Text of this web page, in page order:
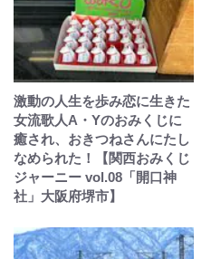
激動の人生を歩み恋に生きた
女流歌人A・Yのおみくじに
癒され、おきつねさんにたし
なめられた！【関西おみくじ
ジャーニー vol.08「開口神
社」大阪府堺市】